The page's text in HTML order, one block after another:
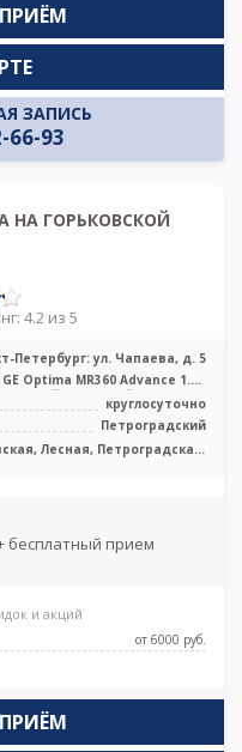
ЗАПИСЬ
66-93
НА ГОРЬКОВСКОЙ
4.2 из 5
Петербург: ул. Чапаева, д. 5
Optima MR360 Advance 1.5T
закрытый тип, КТ GE
Opt ...
круглосуточно
Петроградский
Лесная, Петроградская,
бесплатный прием
и акций
от 6000 pуб.